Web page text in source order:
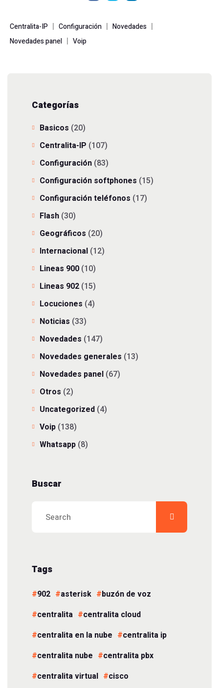
Centralita-IP | Configuración | Novedades |
Novedades panel | Voip
Categorías
Basicos (20)
Centralita-IP (107)
Configuración (83)
Configuración softphones (15)
Configuración teléfonos (17)
Flash (30)
Geográficos (20)
Internacional (12)
Lineas 900 (10)
Lineas 902 (15)
Locuciones (4)
Noticias (33)
Novedades (147)
Novedades generales (13)
Novedades panel (67)
Otros (2)
Uncategorized (4)
Voip (138)
Whatsapp (8)
Buscar
Tags
902 asterisk
buzón de voz
centralita
centralita cloud
centralita en la nube
centralita ip
centralita nube
centralita pbx
centralita virtual
cisco